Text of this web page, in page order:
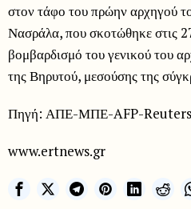
στον τάφο του πρώην αρχηγού
Νασράλα, που σκοτώθηκε στις
βομβαρδισμό του γενικού του
της Βηρυτού, μεσούσης της
Πηγή: ΑΠΕ-ΜΠΕ-AFP-Reuters
www.ertnews.gr